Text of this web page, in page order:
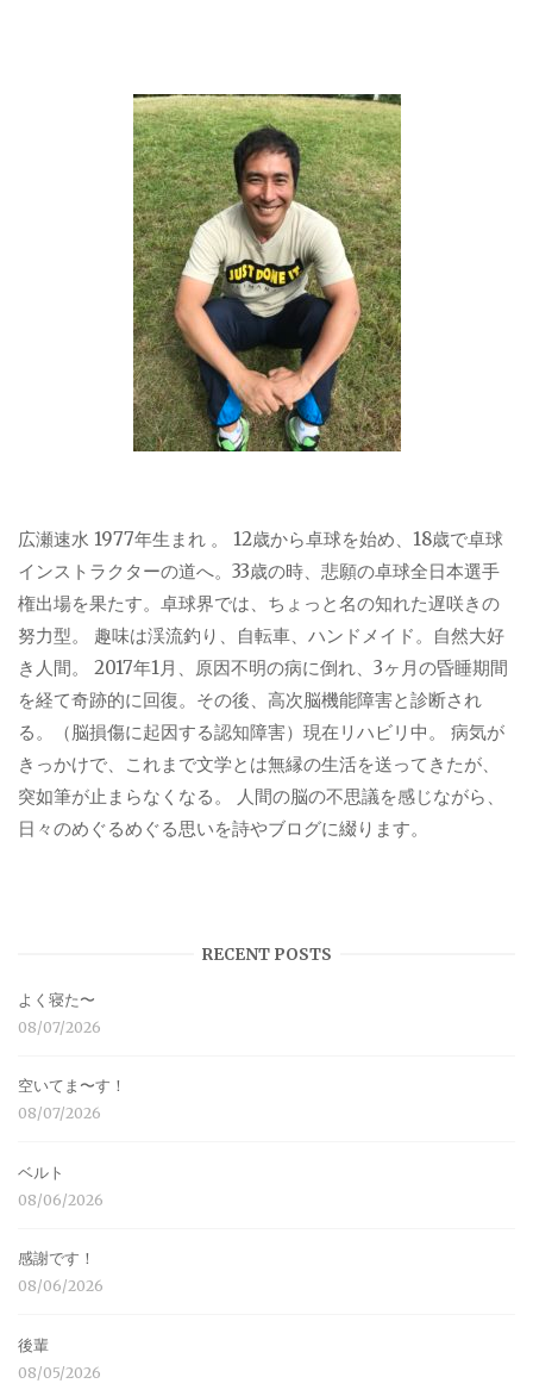
広瀬速水 1977年生まれ 。 12歳から卓球を始め、18歳で卓球
インストラクターの道へ。33歳の時、悲願の卓球全日本選手
権出場を果たす。卓球界では、ちょっと名の知れた遅咲きの
努力型。 趣味は渓流釣り、自転車、ハンドメイド。自然大好
き人間。 2017年1月、原因不明の病に倒れ、3ヶ月の昏睡期間
を経て奇跡的に回復。その後、高次脳機能障害と診断され
る。（脳損傷に起因する認知障害）現在リハビリ中。 病気が
きっかけで、これまで文学とは無縁の生活を送ってきたが、
突如筆が止まらなくなる。 人間の脳の不思議を感じながら、
日々のめぐるめぐる思いを詩やブログに綴ります。
RECENT POSTS
よく寝た〜
08/07/2026
空いてま〜す！
08/07/2026
ベルト
08/06/2026
感謝です！
08/06/2026
後輩
08/05/2026